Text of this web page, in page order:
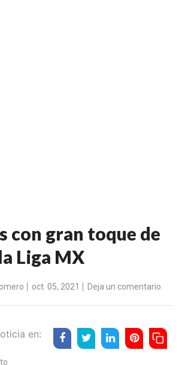
con gran toque de
Liga MX
oct. 05, 2021 Deja un comentario
en: